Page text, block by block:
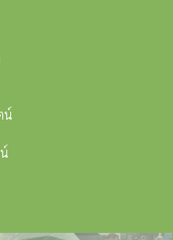
น์